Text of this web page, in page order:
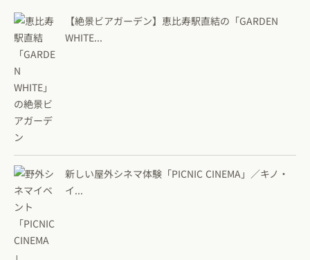
【絶景ビアガーデン】恵比寿駅直結の「GARDEN
WHITE...
新しい屋外シネマ体験「PICNIC CINEMA」／キノ・
イ...